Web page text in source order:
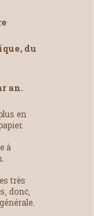
du
an.
en
à
très
donc,